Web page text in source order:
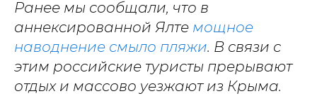
Ранее мы сообщали, что в
аннексированной Ялте мощное
наводнение смыло пляжи. В связи с
этим российские туристы прерывают
отдых и массово уезжают из Крыма.